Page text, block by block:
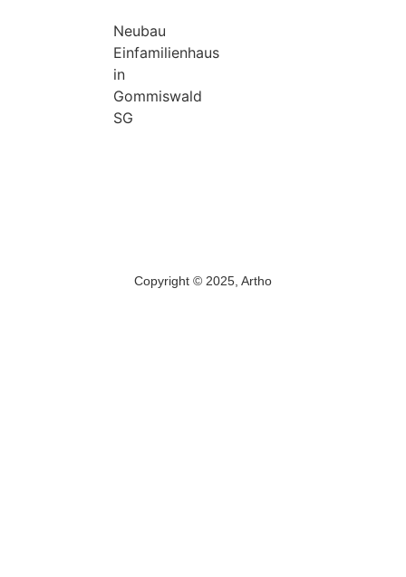
Neubau
Einfamilienhaus
in
Gommiswald
SG
Copyright © 2025, Artho